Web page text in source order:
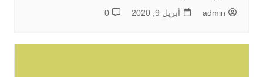
admin أبريل 9, 2020 0